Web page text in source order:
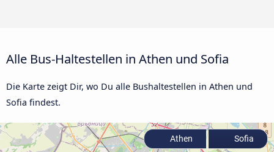
Alle Bus-Haltestellen in Athen und Sofia
Die Karte zeigt Dir, wo Du alle Bushaltestellen in Athen und
Sofia findest.
Athen Sofia